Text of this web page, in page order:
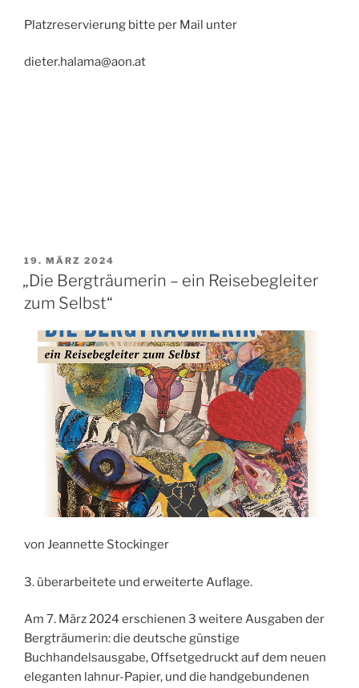
Platzreservierung bitte per Mail unter
dieter.halama@aon.at
VERÖFFENTLICHT
AM
19. MÄRZ 2024
„Die Bergträumerin – ein Reisebegleiter
zum Selbst“
von Jeannette Stockinger
3. überarbeitete und erweiterte Auflage.
Am 7. März 2024 erschienen 3 weitere Ausgaben der
Bergträumerin: die deutsche günstige
Buchhandelsausgabe, Offsetgedruckt auf dem neuen
eleganten lahnur-Papier, und die handgebundenen